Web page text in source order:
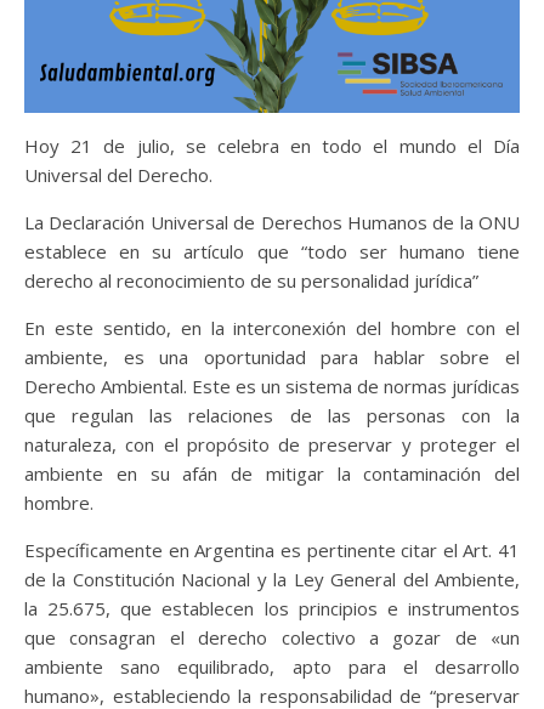
Hoy 21 de julio, se celebra en todo el mundo el Día
Universal del Derecho.
La Declaración Universal de Derechos Humanos de la ONU
establece en su artículo que “todo ser humano tiene
derecho al reconocimiento de su personalidad jurídica”
En este sentido, en la interconexión del hombre con el
ambiente, es una oportunidad para hablar sobre el
Derecho Ambiental. Este es un sistema de normas jurídicas
que regulan las relaciones de las personas con la
naturaleza, con el propósito de preservar y proteger el
ambiente en su afán de mitigar la contaminación del
hombre.
Específicamente en Argentina es pertinente citar el Art. 41
de la Constitución Nacional y la Ley General del Ambiente,
la 25.675, que establecen los principios e instrumentos
que consagran el derecho colectivo a gozar de «un
ambiente sano equilibrado, apto para el desarrollo
humano», estableciendo la responsabilidad de “preservar